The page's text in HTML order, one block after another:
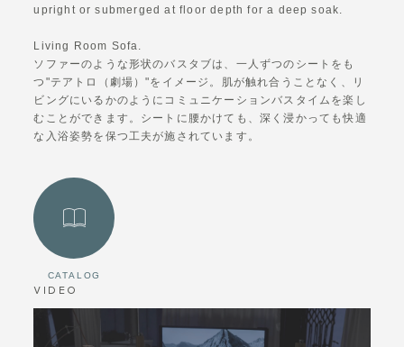
upright or submerged at floor depth for a deep soak.
Living Room Sofa.
ソファーのような形状のバスタブは、一人ずつのシートをも
つ"テアトロ（劇場）"をイメージ。肌が触れ合うことなく、リ
ビングにいるかのようにコミュニケーションバスタイムを楽し
むことができます。シートに腰かけても、深く浸かっても快適
な入浴姿勢を保つ工夫が施されています。
CATALOG
VIDEO